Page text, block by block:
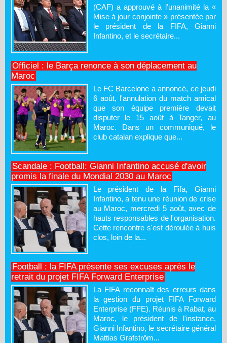
(CAF) a approuvé à l'unanimité la «
Mise à jour conjointe » présentée par
le président de la FIFA, Gianni
Infantino, et le secrétaire...
Officiel : le Barça renonce à son déplacement au
Maroc
Le FC Barcelone a annoncé, ce jeudi
6 août, l'annulation du match amical
que son équipe première devait
disputer le 15 août à Tanger, au
Maroc. Dans un communiqué, le
club catalan explique que...
Scandale : Football: Gianni Infantino accusé d'avoir
promis la finale du Mondial 2030 au Maroc
Le président de la Fifa, Gianni
Infantino, a tenu une réunion de crise
au Maroc, mercredi 5 août, avec de
hauts responsables de l'organisation.
Cette rencontre s'est déroulée à huis
clos, loin de la...
Football : la FIFA présente ses excuses après le
retrait du projet FIFA Forward Enterprise
La FIFA reconnaît des erreurs dans
la gestion du projet FIFA Forward
Enterprise (FFE). Réunis à Rabat, au
Maroc, le président de l'instance,
Gianni Infantino, le secrétaire général
Mattias Grafström...